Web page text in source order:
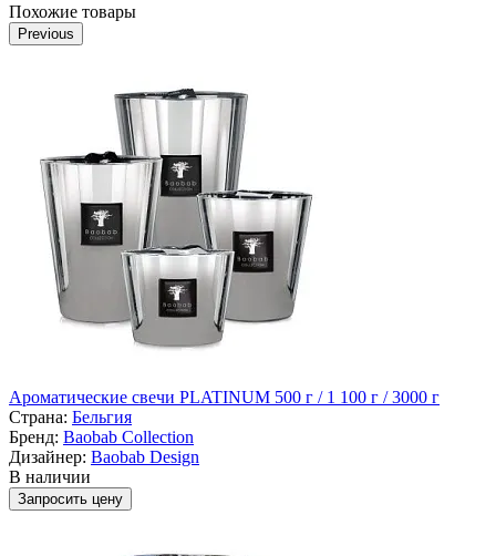
Похожие товары
Previous
Ароматические свечи PLATINUM 500 г / 1 100 г / 3000 г
Страна: Бельгия
Бренд: Baobab Collection
Дизайнер: Baobab Design
В наличии
Запросить цену